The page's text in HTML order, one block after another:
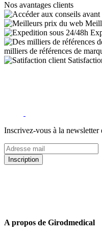
Nos avantages clients
milliers de références de
Inscrivez-vous à la
Inscription
A propos de Girodmedical